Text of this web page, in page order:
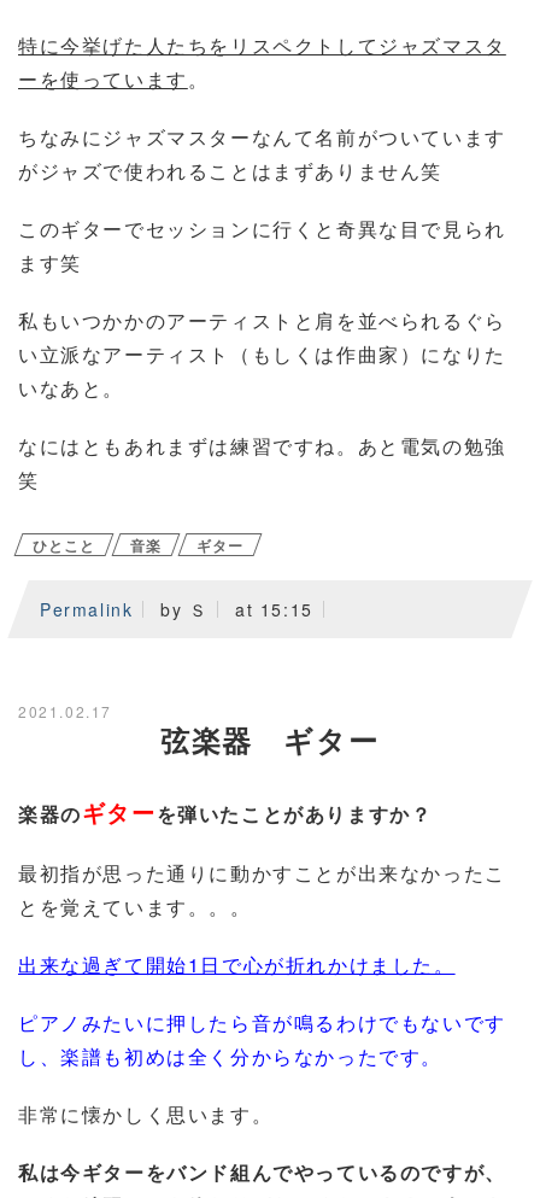
特に今挙げた人たちをリスペクトしてジャズマスタ
ーを使っています。
ちなみにジャズマスターなんて名前がついています
がジャズで使われることはまずありません笑
このギターでセッションに行くと奇異な目で見られ
ます笑
私もいつかかのアーティストと肩を並べられるぐら
い立派なアーティスト（もしくは作曲家）になりた
いなあと。
なにはともあれまずは練習ですね。あと電気の勉強
笑
ひとこと 音楽 ギター
Permalink by Ｓ at 15:15
2021.02.17
弦楽器 ギター
楽器のギターを弾いたことがありますか？
最初指が思った通りに動かすことが出来なかったこ
とを覚えています。。。
出来な過ぎて開始1日で心が折れかけました。
ピアノみたいに押したら音が鳴るわけでもないです
し、楽譜も初めは全く分からなかったです。
非常に懐かしく思います。
私は今ギターをバンド組んでやっているのですが、